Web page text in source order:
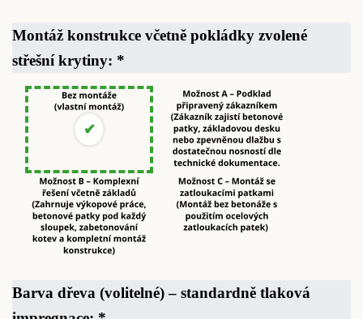
Montáž konstrukce včetně pokládky zvolené
střešní krytiny: *
Barva dřeva (volitelné) – standardně tlaková